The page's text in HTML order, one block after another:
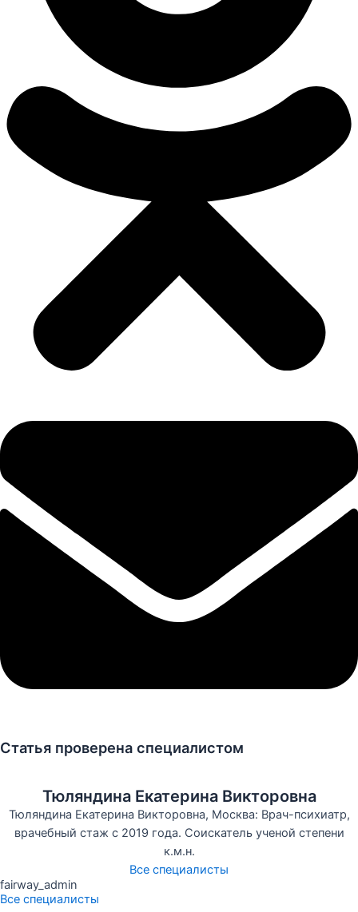
Статья проверена специалистом
Тюляндина Екатерина Викторовна
Тюляндина Екатерина Викторовна, Москва: Врач-психиатр,
врачебный стаж с 2019 года. Соискатель ученой степени
к.м.н.
Все специалисты
fairway_admin
Все специалисты